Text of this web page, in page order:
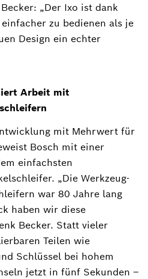
„Der Ixo ist dank
zu bedienen als je
Design ein echter
Arbeit mit
mit Mehrwert für
Bosch mit einer
einfachsten
„Die Werkzeug-
war 80 Jahre lang
haben wir diese
Becker. Statt vieler
Teilen wie
Schlüssel bei hohem
jetzt in fünf Sekunden ‒